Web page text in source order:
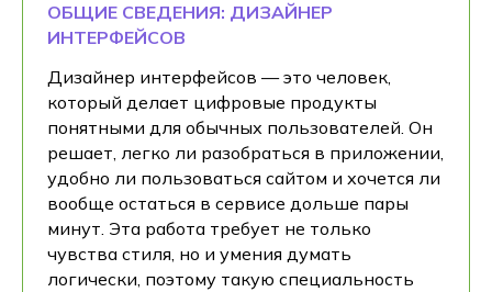
ОБЩИЕ СВЕДЕНИЯ: ДИЗАЙНЕР
ИНТЕРФЕЙСОВ
Дизайнер интерфейсов — это человек,
который делает цифровые продукты
понятными для обычных пользователей. Он
решает, легко ли разобраться в приложении,
удобно ли пользоваться сайтом и хочется ли
вообще остаться в сервисе дольше пары
минут. Эта работа требует не только
чувства стиля, но и умения думать
логически, поэтому такую специальность